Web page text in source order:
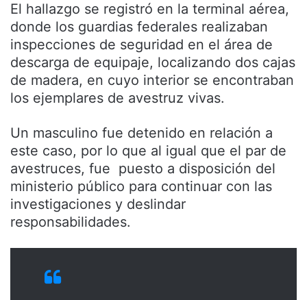
El hallazgo se registró en la terminal aérea,
donde los guardias federales realizaban
inspecciones de seguridad en el área de
descarga de equipaje, localizando dos cajas
de madera, en cuyo interior se encontraban
los ejemplares de avestruz vivas.
Un masculino fue detenido en relación a
este caso, por lo que al igual que el par de
avestruces, fue puesto a disposición del
ministerio público para continuar con las
investigaciones y deslindar
responsabilidades.